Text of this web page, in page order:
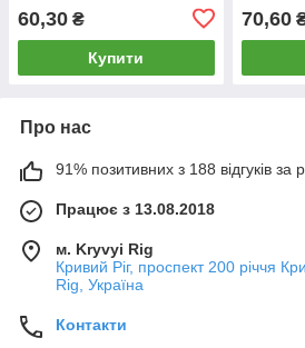
60,30 ₴
Купити
70,60
Про нас
91% позитивних з 188 відгуків за
Працює з 13.08.2018
м. Kryvyi Rig
Кривий Ріг, проспект 200 річчя
Rig, Україна
Контакти